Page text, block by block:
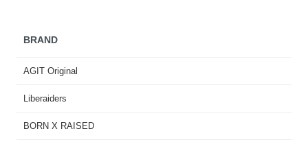
BRAND
AGIT Original
Liberaiders
BORN X RAISED